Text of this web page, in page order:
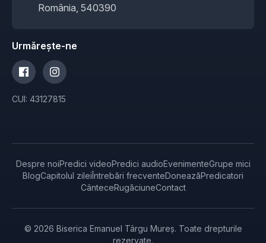
România, 540390
Urmărește-ne
CUI: 43127815
Despre noiPredici videoPredici audioEvenimenteGrupe mici
BlogCapitolul zileiÎntrebări frecventeDoneazăPredicatori
CânteceRugăciuneContact
© 2026 Biserica Emanuel Târgu Mureș. Toate drepturile
rezervate.